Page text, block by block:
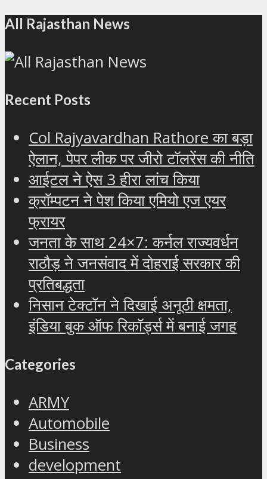
All Rajasthan News
Recent Posts
Col Rajyavardhan Rathore का बड़ा
ऐलान, पेपर लीक पर जीरो टॉलरेंस की नीति
आईटल ने ऐस 3 हीरा लांच किया
क्रॉम्पटन ने पेश किया एमियो एज एयर
फ्रायर
जनता के साथ 24×7: कर्नल राज्यवर्धन
राठौड़ ने जनसंवाद में दोहराई सरकार की
प्रतिबद्धता
निसान टेक्टॉन ने दिखाई अनूठी क्षमता,
इंडिया बुक ऑफ रिकॉर्ड्स में बनाई जगह
Categories
ARMY
Automobile
Business
development